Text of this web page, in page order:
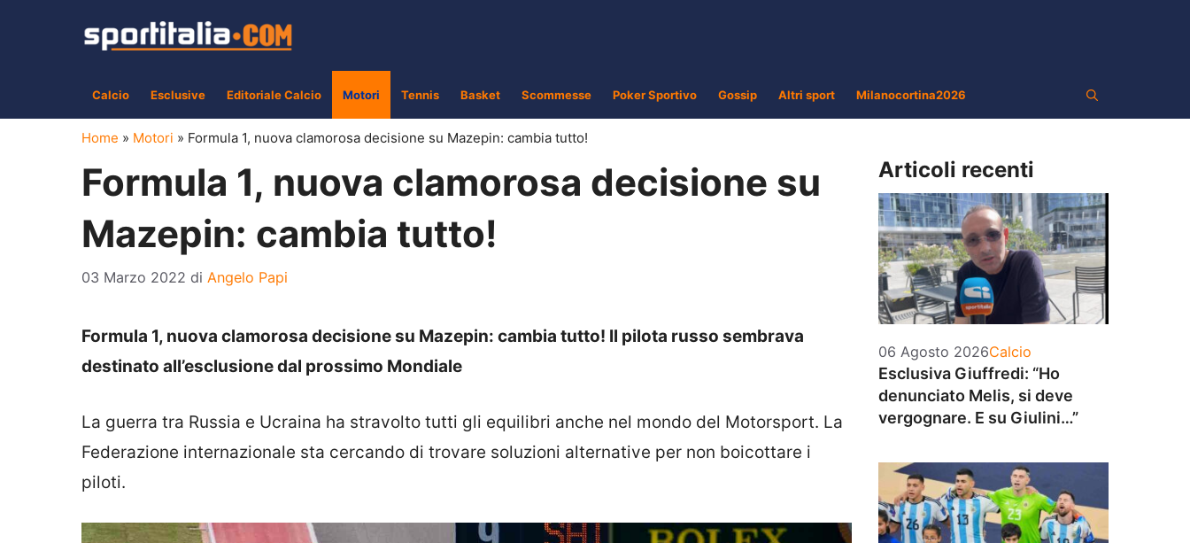
Calcio Esclusive Editoriale Calcio Motori Tennis Basket Scommesse Poker Sportivo Gossip Altri sport Milanocortina2026
Home » Motori » Formula 1, nuova clamorosa decisione su Mazepin: cambia tutto!
Formula 1, nuova clamorosa decisione su
Mazepin: cambia tutto!
03 Marzo 2022 di Angelo Papi
Formula 1, nuova clamorosa decisione su Mazepin: cambia tutto! Il pilota russo sembrava
destinato all’esclusione dal prossimo Mondiale
La guerra tra Russia e Ucraina ha stravolto tutti gli equilibri anche nel mondo del Motorsport. La
Federazione internazionale sta cercando di trovare soluzioni alternative per non boicottare i
piloti.
Articoli recenti
06 Agosto 2026Categorie
Calcio
Esclusiva Giuffredi: “Ho
denunciato Melis, si deve
vergognare. E su Giulini…”